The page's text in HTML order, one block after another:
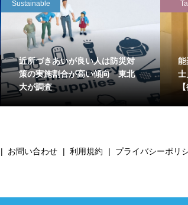
Sustainable
近所づきあいが良い人は防災対
策の実施割合が高い傾向 東北
大が調査
能
士
お問い合わせ 利用規約 プライバシーポリ